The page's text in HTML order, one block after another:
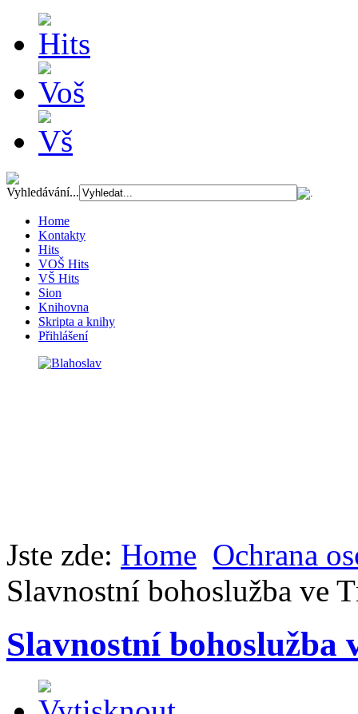
Vyhledávání...
Home
Kontakty
Hits
VOŠ Hits
VŠ Hits
Sion
Knihovna
Skripta a knihy
Přihlášení
Jste zde: Home Ochrana
Slavnostní bohoslužba ve
Slavnostní bohoslužba